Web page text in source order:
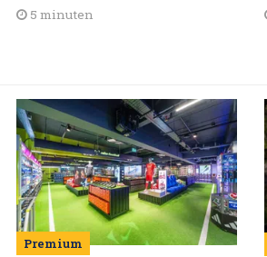
5 minuten
Premium